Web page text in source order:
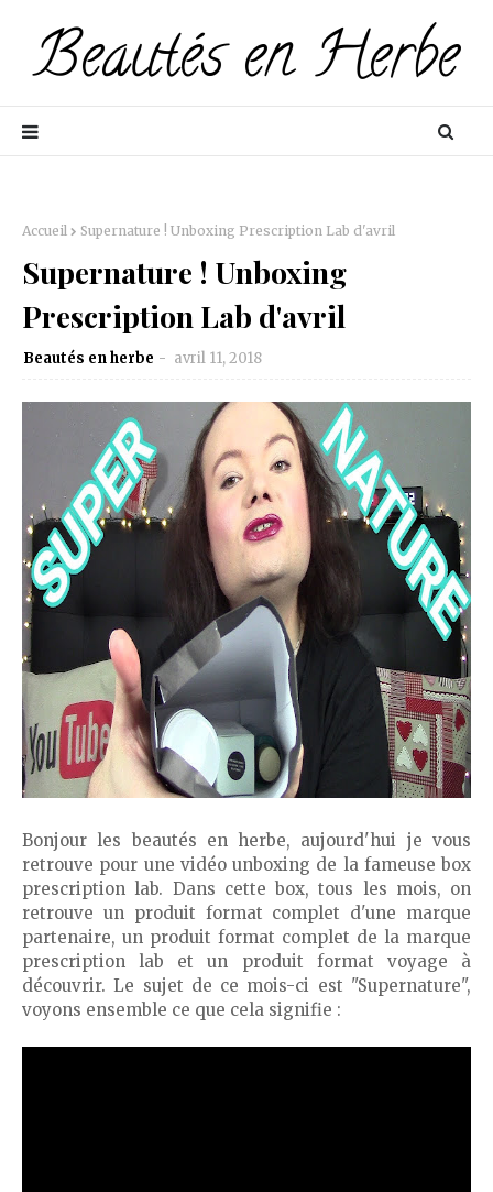
Accueil Supernature ! Unboxing Prescription Lab d'avril
Supernature ! Unboxing
Prescription Lab d'avril
Beautés en herbe avril 11, 2018
Bonjour les beautés en herbe, aujourd'hui je vous
retrouve pour une vidéo unboxing de la fameuse box
prescription lab. Dans cette box, tous les mois, on
retrouve un produit format complet d'une marque
partenaire, un produit format complet de la marque
prescription lab et un produit format voyage à
découvrir. Le sujet de ce mois-ci est "Supernature",
voyons ensemble ce que cela signifie :